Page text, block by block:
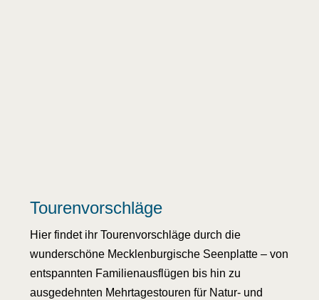
Tourenvorschläge
Hier findet ihr Tourenvorschläge durch die
wunderschöne Mecklenburgische Seenplatte – von
entspannten Familienausflügen bis hin zu
ausgedehnten Mehrtagestouren für Natur- und